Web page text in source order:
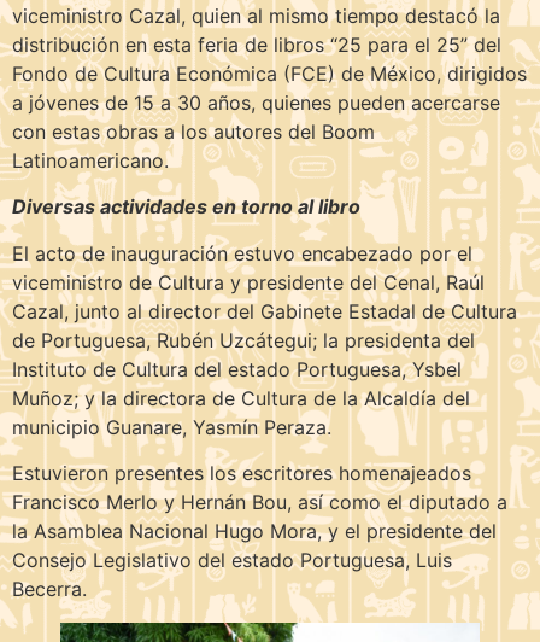
viceministro Cazal, quien al mismo tiempo destacó la
distribución en esta feria de libros “25 para el 25” del
Fondo de Cultura Económica (FCE) de México, dirigidos
a jóvenes de 15 a 30 años, quienes pueden acercarse
con estas obras a los autores del Boom
Latinoamericano.
Diversas actividades en torno al libro
El acto de inauguración estuvo encabezado por el
viceministro de Cultura y presidente del Cenal, Raúl
Cazal, junto al director del Gabinete Estadal de Cultura
de Portuguesa, Rubén Uzcátegui; la presidenta del
Instituto de Cultura del estado Portuguesa, Ysbel
Muñoz; y la directora de Cultura de la Alcaldía del
municipio Guanare, Yasmín Peraza.
Estuvieron presentes los escritores homenajeados
Francisco Merlo y Hernán Bou, así como el diputado a
la Asamblea Nacional Hugo Mora, y el presidente del
Consejo Legislativo del estado Portuguesa, Luis
Becerra.